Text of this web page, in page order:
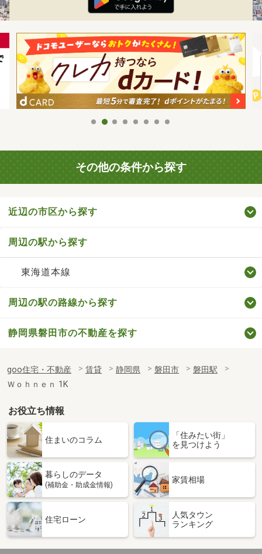
その他の条件から探す
近辺の市区から探す
周辺の駅から探す
東海道本線
周辺の駅の路線から探す
静岡県磐田市の不動産を探す
goo住宅・不動産 賃貸 静岡県 磐田市
磐田駅
Ｗｏｈｎｅｎ 1K
お役立ち情報
住まいのコラム
「住みたい街」
を見つけよう
暮らしのデータ
(補助金・助成金情報)
家賃相場
住宅ローン
人気タウン
ランキング